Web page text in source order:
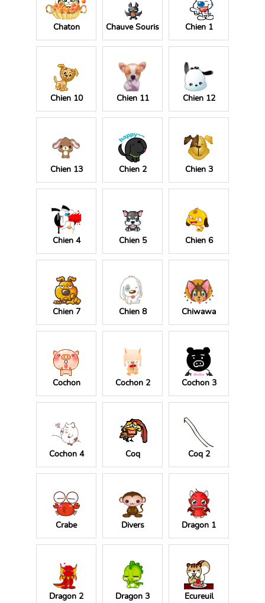
Chaton Chauve Souris Chien 1
Chien 10 Chien 11 Chien 12
Chien 13 Chien 2 Chien 3
Chien 4 Chien 5 Chien 6
Chien 7 Chien 8 Chiwawa
Cochon Cochon 2 Cochon 3
Cochon 4 Coq Coq 2
Crabe Divers Dragon 1
Dragon 2 Dragon 3 Ecureuil